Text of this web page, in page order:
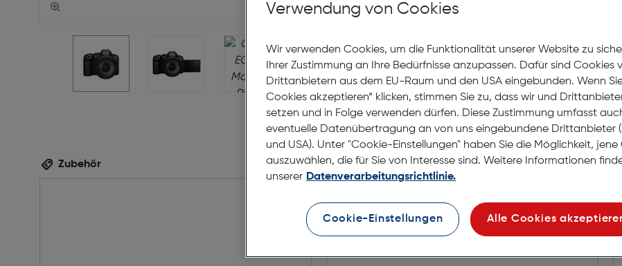
Zubehör
Verwendung von Cookies
Wir verwenden Cookies, um die Funktionalität unserer Website zu
Ihrer Zustimmung an Ihre Bedürfnisse anzupassen. Dafür sind Cookies
Drittanbietern aus dem EU-Raum und den USA eingebunden. Wenn
Cookies akzeptieren“ klicken, stimmen Sie zu, dass wir und
setzen und in Folge verwenden dürfen. Diese Zustimmung umfasst
eventuelle Datenübertragung an von uns eingebundene Drittanbieter
und USA). Unter "Cookie-Einstellungen" haben Sie die Möglichkeit, jene
auszuwählen, die für Sie von Interesse sind. Weitere Informationen
unserer Datenverarbeitungsrichtlinie.
Cookie-Einstellungen Alle Cookies